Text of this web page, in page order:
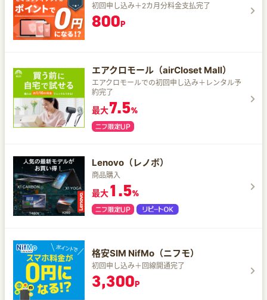
初回申し込み＋2カ月分料金支払完了
800P
エアクロモール（airCloset Mall）
エアクロモールでの初回申し込み＋レンタル予
約完了
最大7.5%
Lenovo（レノボ）
商品購入
最大1.5%
格安SIM NifMo（ニフモ）
初回申し込み＋回線開通完了
3,300P